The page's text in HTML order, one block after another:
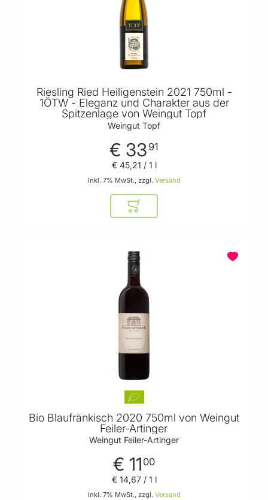
Riesling Ried Heiligenstein 2021 750ml -
1ÖTW - Eleganz und Charakter aus der
Spitzenlage von Weingut Topf
Weingut Topf
€ 33 91
Inkl. 7% MwSt., zzgl. Versand
€ 45,21 / 1 l
In den Warenkorb
Bio Blaufränkisch 2020 750ml von Weingut
Feiler-Artinger
Weingut Feiler-Artinger
€ 11 00
Inkl. 7% MwSt., zzgl. Versand
€ 14,67/ 1 l